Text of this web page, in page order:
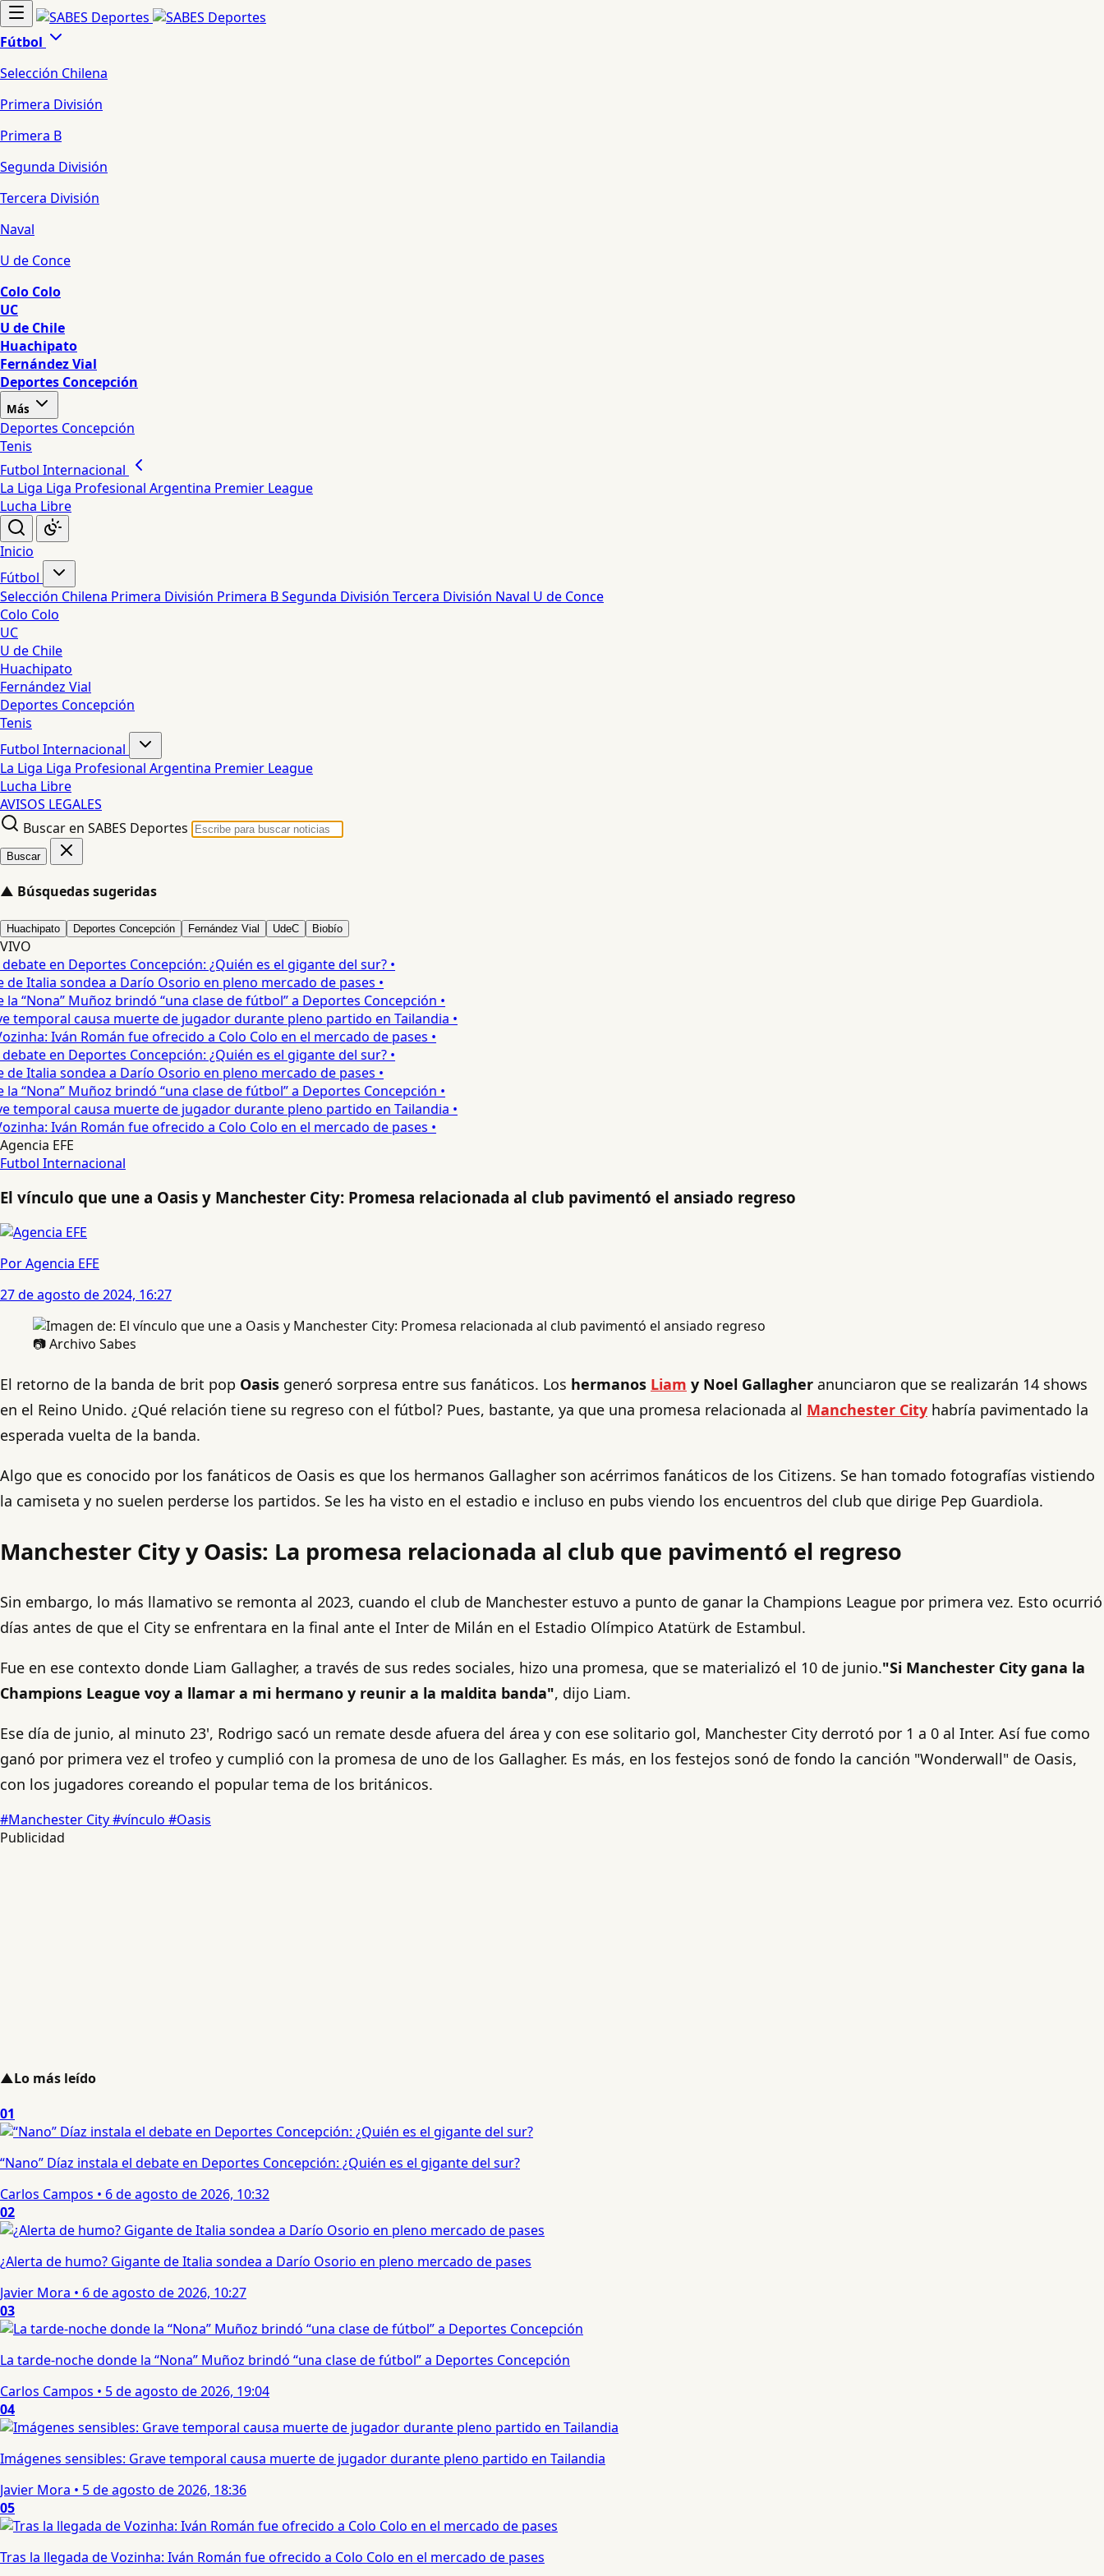
Fútbol
Selección Chilena
Primera División
Primera B
Segunda División
Tercera División
Naval
U de Conce
Colo Colo
UC
U de Chile
Huachipato
Fernández Vial
Deportes Concepción
Más
Deportes Concepción
Tenis
Futbol Internacional
La Liga Liga Profesional Argentina Premier League
Lucha Libre
Inicio
Fútbol
Selección Chilena Primera División Primera BSegunda División Tercera División Naval U de Conce
Colo Colo
UC
U de Chile
Huachipato
Fernández Vial
Deportes Concepción
Tenis
Futbol Internacional
La Liga Liga Profesional Argentina Premier League
Lucha Libre
AVISOS LEGALES
Buscar en SABES Deportes
Buscar
▲ Búsquedas sugeridas
Huachipato Deportes Concepción Fernández Vial UdeC Biobío
VIVO
en Deportes Concepción: ¿Quién es el gigante del sur? •
Italia sondea a Darío Osorio en pleno mercado de pases •
Muñoz brindó “una clase de fútbol” a Deportes Concepción •
causa muerte de jugador durante pleno partido en Tailandia •
Iván Román fue ofrecido a Colo Colo en el mercado de pases •
en Deportes Concepción: ¿Quién es el gigante del sur? •
Italia sondea a Darío Osorio en pleno mercado de pases •
Muñoz brindó “una clase de fútbol” a Deportes Concepción •
causa muerte de jugador durante pleno partido en Tailandia •
Iván Román fue ofrecido a Colo Colo en el mercado de pases •
Agencia EFE
Futbol Internacional
El vínculo que une a Oasis y Manchester City: Promesa relacionada al club pavimentó el ansiado regreso
Por Agencia EFE
27 de agosto de 2024, 16:27
📷 Archivo Sabes
El retorno de la banda de brit pop Oasis generó sorpresa entre sus fanáticos. Los hermanos Liam y Noel Gallagher anunciaron que se realizarán 14 shows
en el Reino Unido. ¿Qué relación tiene su regreso con el fútbol? Pues, bastante, ya que una promesa relacionada al Manchester City habría pavimentado la
esperada vuelta de la banda.
Algo que es conocido por los fanáticos de Oasis es que los hermanos Gallagher son acérrimos fanáticos de los Citizens. Se han tomado fotografías vistiendo
la camiseta y no suelen perderse los partidos. Se les ha visto en el estadio e incluso en pubs viendo los encuentros del club que dirige Pep Guardiola.
Manchester City y Oasis: La promesa relacionada al club que pavimentó el regreso
Sin embargo, lo más llamativo se remonta al 2023, cuando el club de Manchester estuvo a punto de ganar la Champions League por primera vez. Esto ocurrió
días antes de que el City se enfrentara en la final ante el Inter de Milán en el Estadio Olímpico Atatürk de Estambul.
Fue en ese contexto donde Liam Gallagher, a través de sus redes sociales, hizo una promesa, que se materializó el 10 de junio."Si Manchester City gana la
Champions League voy a llamar a mi hermano y reunir a la maldita banda", dijo Liam.
Ese día de junio, al minuto 23', Rodrigo sacó un remate desde afuera del área y con ese solitario gol, Manchester City derrotó por 1 a 0 al Inter. Así fue como
ganó por primera vez el trofeo y cumplió con la promesa de uno de los Gallagher. Es más, en los festejos sonó de fondo la canción "Wonderwall" de Oasis,
con los jugadores coreando el popular tema de los británicos.
#Manchester City#vínculo #Oasis
Publicidad
▲Lo más leído
01
“Nano” Díaz instala el debate en Deportes Concepción: ¿Quién es el gigante del sur?
Carlos Campos • 6 de agosto de 2026, 10:32
02
¿Alerta de humo? Gigante de Italia sondea a Darío Osorio en pleno mercado de pases
Javier Mora • 6 de agosto de 2026, 10:27
03
La tarde-noche donde la “Nona” Muñoz brindó “una clase de fútbol” a Deportes Concepción
Carlos Campos • 5 de agosto de 2026, 19:04
04
Imágenes sensibles: Grave temporal causa muerte de jugador durante pleno partido en Tailandia
Javier Mora • 5 de agosto de 2026, 18:36
05
Tras la llegada de Vozinha: Iván Román fue ofrecido a Colo Colo en el mercado de pases